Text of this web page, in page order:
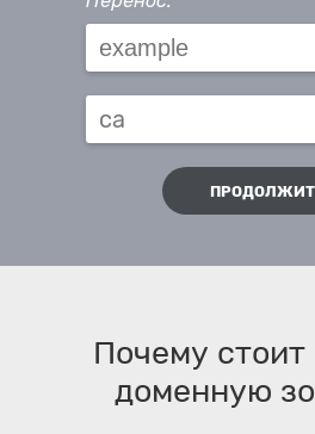
Почему
доменную